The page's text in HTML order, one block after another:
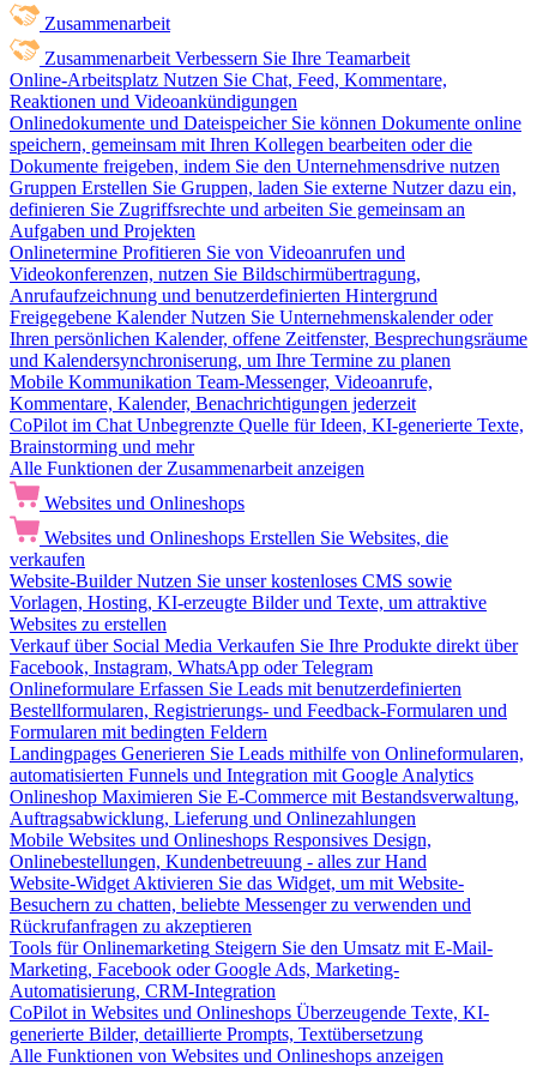
Zusammenarbeit
Zusammenarbeit Verbessern Sie Ihre Teamarbeit
Online-Arbeitsplatz Nutzen Sie Chat, Feed, Kommentare,
Reaktionen und Videoankündigungen
Onlinedokumente und Dateispeicher Sie können Dokumente online
speichern, gemeinsam mit Ihren Kollegen bearbeiten oder die
Dokumente freigeben, indem Sie den Unternehmensdrive nutzen
Gruppen Erstellen Sie Gruppen, laden Sie externe Nutzer dazu ein,
definieren Sie Zugriffsrechte und arbeiten Sie gemeinsam an
Aufgaben und Projekten
Onlinetermine Profitieren Sie von Videoanrufen und
Videokonferenzen, nutzen Sie Bildschirmübertragung,
Anrufaufzeichnung und benutzerdefinierten Hintergrund
Freigegebene Kalender Nutzen Sie Unternehmenskalender oder
Ihren persönlichen Kalender, offene Zeitfenster, Besprechungsräume
und Kalendersynchroniserung, um Ihre Termine zu planen
Mobile Kommunikation Team-Messenger, Videoanrufe,
Kommentare, Kalender, Benachrichtigungen jederzeit
CoPilot im Chat Unbegrenzte Quelle für Ideen, KI-generierte Texte,
Brainstorming und mehr
Alle Funktionen der Zusammenarbeit anzeigen
Websites und Onlineshops
Websites und Onlineshops Erstellen Sie Websites, die
verkaufen
Website-Builder Nutzen Sie unser kostenloses CMS sowie
Vorlagen, Hosting, KI-erzeugte Bilder und Texte, um attraktive
Websites zu erstellen
Verkauf über Social Media Verkaufen Sie Ihre Produkte direkt über
Facebook, Instagram, WhatsApp oder Telegram
Onlineformulare Erfassen Sie Leads mit benutzerdefinierten
Bestellformularen, Registrierungs- und Feedback-Formularen und
Formularen mit bedingten Feldern
Landingpages Generieren Sie Leads mithilfe von Onlineformularen,
automatisierten Funnels und Integration mit Google Analytics
Onlineshop Maximieren Sie E-Commerce mit Bestandsverwaltung,
Auftragsabwicklung, Lieferung und Onlinezahlungen
Mobile Websites und Onlineshops Responsives Design,
Onlinebestellungen, Kundenbetreuung - alles zur Hand
Website-Widget Aktivieren Sie das Widget, um mit Website-
Besuchern zu chatten, beliebte Messenger zu verwenden und
Rückrufanfragen zu akzeptieren
Tools für Onlinemarketing Steigern Sie den Umsatz mit E-Mail-
Marketing, Facebook oder Google Ads, Marketing-
Automatisierung, CRM-Integration
CoPilot in Websites und Onlineshops Überzeugende Texte, KI-
generierte Bilder, detaillierte Prompts, Textübersetzung
Alle Funktionen von Websites und Onlineshops anzeigen